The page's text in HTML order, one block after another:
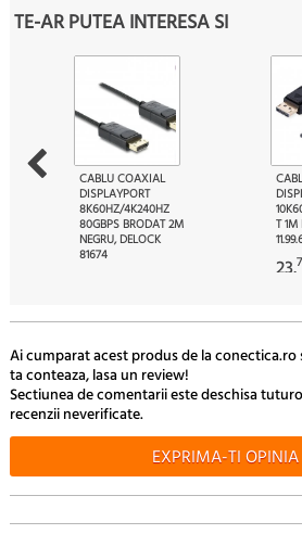
TE-AR PUTEA INTERESA SI
CABLU COAXIAL
DISPLAYPORT
8K60HZ/4K240HZ
80GBPS BRODAT 2M
NEGRU, DELOCK
81674
T
23.
Ai cumparat acest produs de la conectica.ro
ta conteaza, lasa un review!
Sectiunea de comentarii este deschisa
recenzii neverificate.
EXPRIMA-TI OPINIA